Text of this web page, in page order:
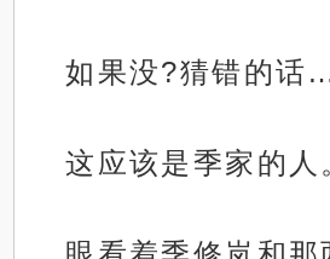
如果没?猜错的
这应该是季家的人